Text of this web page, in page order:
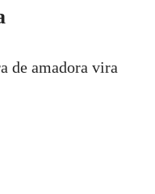
de amadora vira